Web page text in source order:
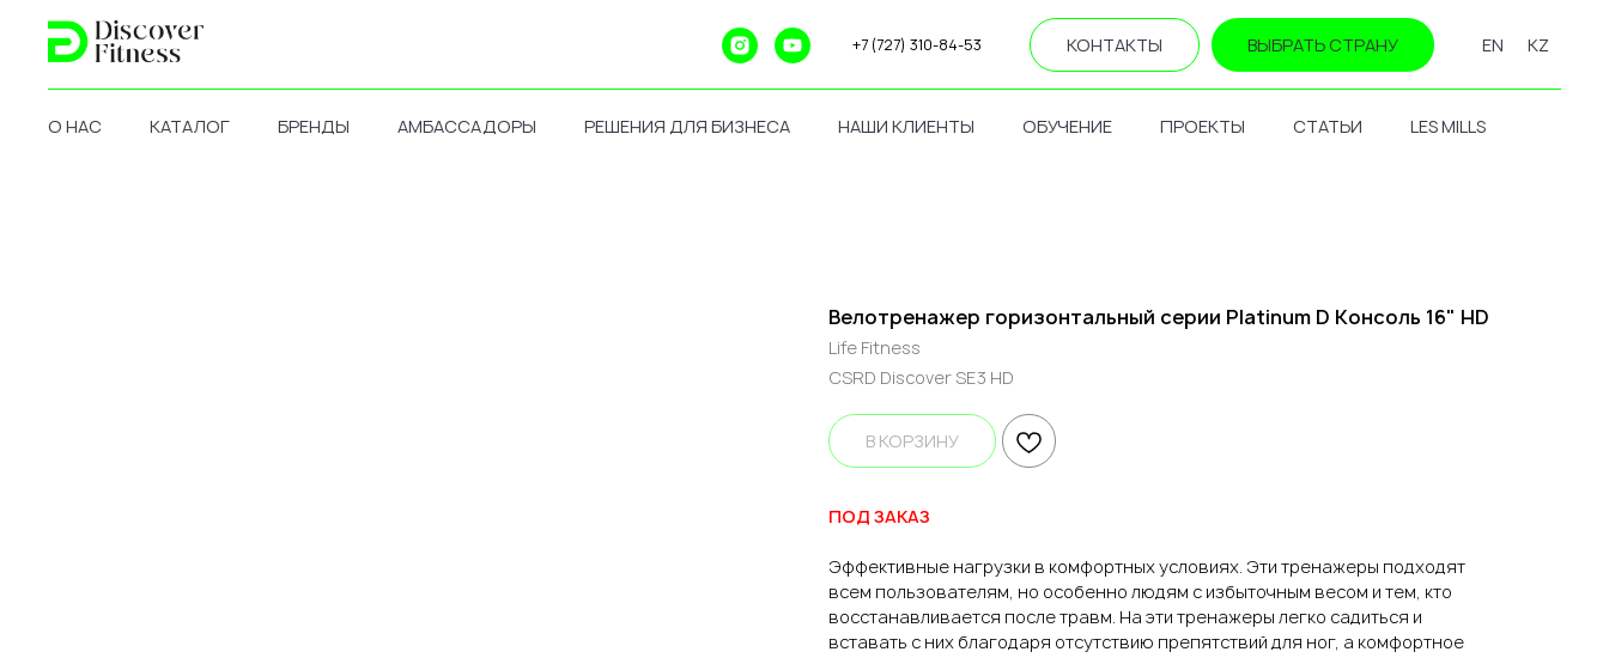
+7 (727) 310-84-53 КОНТАКТЫ ВЫБРАТЬ СТРАНУ EN KZ
О НАС КАТАЛОГ БРЕНДЫ АМБАССАДОРЫ РЕШЕНИЯ ДЛЯ БИЗНЕСА НАШИ КЛИЕНТЫ ОБУЧЕНИЕ ПРОЕКТЫ СТАТЬИ LES MILLS
Велотренажер горизонтальный серии Platinum D Консоль 16" HD
Life Fitness
CSRD Discover SE3 HD
В КОРЗИНУ
ПОД ЗАКАЗ
Эффективные нагрузки в комфортных условиях. Эти тренажеры подходят
всем пользователям, но особенно людям с избыточным весом и тем, кто
восстанавливается после травм. На эти тренажеры легко садиться и
вставать с них благодаря отсутствию препятствий для ног, а комфортное